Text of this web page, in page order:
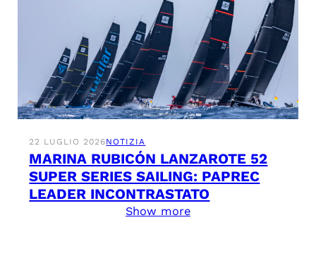
22 LUGLIO 2026NOTIZIA
MARINA RUBICÓN LANZAROTE 52
SUPER SERIES SAILING: PAPREC
LEADER INCONTRASTATO
Show more